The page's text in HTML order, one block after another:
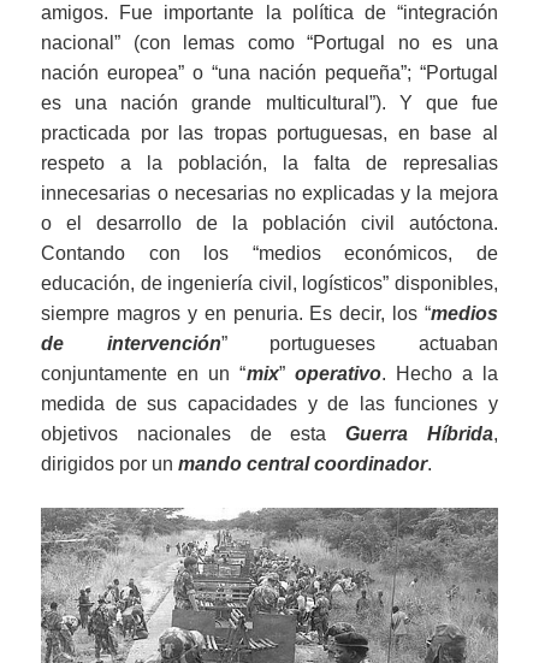
amigos. Fue importante la política de “integración
nacional” (con lemas como “Portugal no es una
nación europea” o “una nación pequeña”; “Portugal
es una nación grande multicultural”). Y que fue
practicada por las tropas portuguesas, en base al
respeto a la población, la falta de represalias
innecesarias o necesarias no explicadas y la mejora
o el desarrollo de la población civil autóctona.
Contando con los “medios económicos, de
educación, de ingeniería civil, logísticos” disponibles,
siempre magros y en penuria. Es decir, los “medios
de intervención” portugueses actuaban
conjuntamente en un “mix” operativo. Hecho a la
medida de sus capacidades y de las funciones y
objetivos nacionales de esta Guerra Híbrida,
dirigidos por unmando central coordinador.